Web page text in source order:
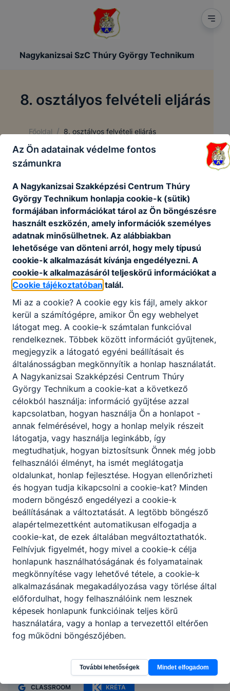
Nagykanizsai SzC Thúry György Technikum
8. osztályos felvételi eljárás
Főoldal / 8. osztályos felvételi eljárás
8. osztályos felvételi eljárás
Felvett tanulók listája
Partnereink
Nagykanizsai SzC Thúry György
Technikum
8800 Nagykanizsa, Ady Endre u. 29.
CLASSROOM KRÉTA
Az Ön adatainak védelme fontos
számunkra
A Nagykanizsai Szakképzési Centrum Thúry
György Technikum honlapja cookie-k (sütik)
formájában információkat tárol az Ön böngészésre
használt eszközén, amely információk személyes
adatnak minősülhetnek. Az alábbiakban
lehetősége van dönteni arról, hogy mely típusú
cookie-k alkalmazását kívánja engedélyezni. A
cookie-k alkalmazásáról teljeskörű információkat a
Cookie tájékoztatóban talál.
Mi az a cookie? A cookie egy kis fájl, amely akkor
kerül a számítógépre, amikor Ön egy webhelyet
látogat meg. A cookie-k számtalan funkcióval
rendelkeznek. Többek között információt gyűjtenek,
megjegyzik a látogató egyéni beállításait és
általánosságban megkönnyítik a honlap használatát.
A Nagykanizsai Szakképzési Centrum Thúry
György Technikum a cookie-kat a következő
célokból használja: információ gyűjtése azzal
kapcsolatban, hogyan használja Ön a honlapot -
annak felmérésével, hogy a honlap melyik részeit
látogatja, vagy használja leginkább, így
megtudhatjuk, hogyan biztosítsunk Önnek még jobb
felhasználói élményt, ha ismét meglátogatja
oldalunkat, honlap fejlesztése. Hogyan ellenőrizheti
és hogyan tudja kikapcsolni a cookie-kat? Minden
modern böngésző engedélyezi a cookie-k
beállításának a változtatását. A legtöbb böngésző
alapértelmezettként automatikusan elfogadja a
cookie-kat, de ezek általában megváltoztathatók.
Felhívjuk figyelmét, hogy mivel a cookie-k célja
honlapunk használhatóságának és folyamatainak
megkönnyítése vagy lehetővé tétele, a cookie-k
alkalmazásának megakadályozása vagy törlése által
előfordulhat, hogy felhasználóink nem lesznek
képesek honlapunk funkcióinak teljes körű
használatára, vagy a honlap a tervezettől eltérően
fog működni böngészőjében.
További lehetőségek Mindet elfogadom